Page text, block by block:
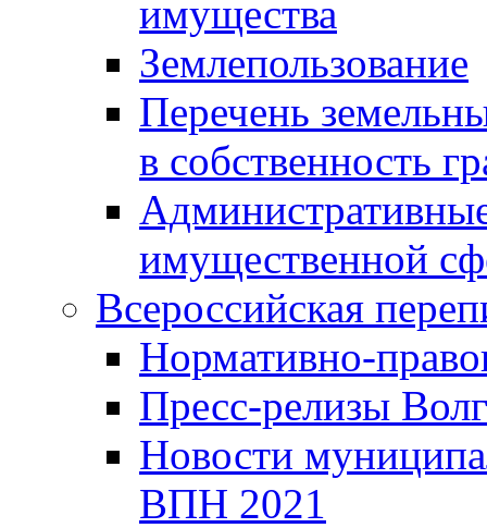
имущества
Землепользование
Перечень
в собственность
имущественной
Всероссийская
Нормативно-
Пресс-релизы
Новости
ВПН 2021